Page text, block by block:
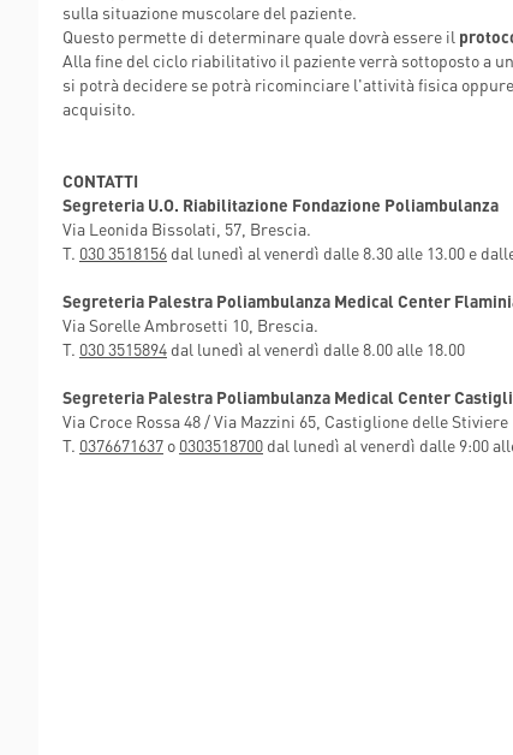
sulla situazione muscolare del paziente.
Questo permette di determinare quale dovrà essere il
Alla fine del ciclo riabilitativo il paziente verrà sottoposto a un
si potrà decidere se potrà ricominciare l'attività fisica
acquisito.
CONTATTI
Segreteria U.O. Riabilitazione Fondazione Poliambulanza
Via Leonida Bissolati, 57, Brescia.
T. 030 3518156 dal lunedì al venerdì dalle 8.30 alle 13.00 e
Segreteria Palestra Poliambulanza Medical Center
Via Sorelle Ambrosetti 10, Brescia.
T. 030 3515894 dal lunedì al venerdì dalle 8.00 alle 18.00
Segreteria Palestra Poliambulanza Medical Center
Via Croce Rossa 48 / Via Mazzini 65, Castiglione delle Stiviere
T. 0376671637 o 0303518700 dal lunedì al venerdì dalle 9:00